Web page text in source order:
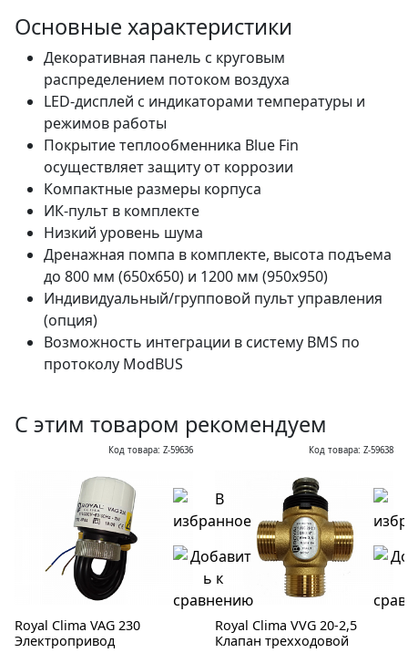
Основные характеристики
Декоративная панель с круговым
распределением потоком воздуха
LED-дисплей с индикаторами температуры и
режимов работы
Покрытие теплообменника Blue Fin
осуществляет защиту от коррозии
Компактные размеры корпуса
ИК-пульт в комплекте
Низкий уровень шума
Дренажная помпа в комплекте, высота подъема
до 800 мм (650х650) и 1200 мм (950х950)
Индивидуальный/групповой пульт управления
(опция)
Возможность интеграции в систему BMS по
протоколу ModBUS
С этим товаром рекомендуем
Код товара: Z-59636
Royal Clima VAG 230
Электропривод
Код товара: Z-59638
Royal Clima VVG 20-2,5
Клапан трехходовой